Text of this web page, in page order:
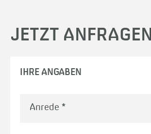
JETZT ANFRAGEN
IHRE ANGABEN